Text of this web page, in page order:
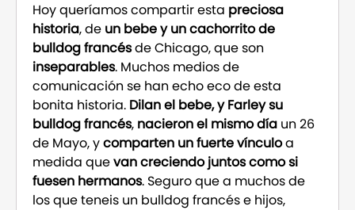
Hoy queríamos compartir esta preciosa
historia, de un bebe y un cachorrito de
bulldog francésde Chicago, que son
inseparables. Muchos medios de
comunicación se han echo eco de esta
bonita historia. Dilan el bebe, y Farley su
bulldog francés, nacieron el mismo día un 26
de Mayo, ycomparten un fuerte vínculoa
medida quevan creciendo juntos como si
fuesen hermanos. Seguro que a muchos de
los que teneis un bulldog francés e hijos,